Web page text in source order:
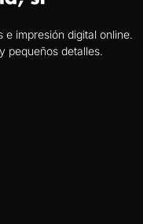
e impresión digital online.
pequeños detalles.